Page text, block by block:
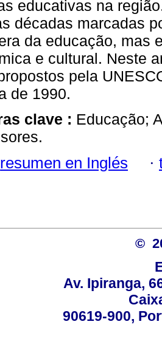
educativas na
décadas marcadas
da educação, mas
e cultural. Neste
pela
de 1990.
clave : Educação;
resumen en Inglés ·
©
Av. Ipiranga,
90619-900,